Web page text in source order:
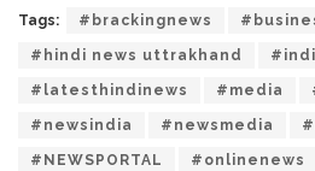
Tags: #brackingnews
#hindi news uttrakhand
#latesthindinews #media
#newsindia #newsmedia
#NEWSPORTAL #onlinenews